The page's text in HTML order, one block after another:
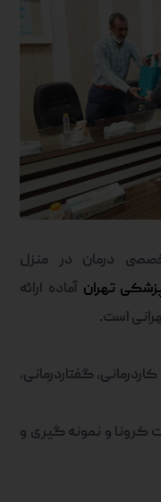
درمان در منزل
تهران آماده ارائه
است.
گفتاردرمانی،
کرونا و نمونه گیری و